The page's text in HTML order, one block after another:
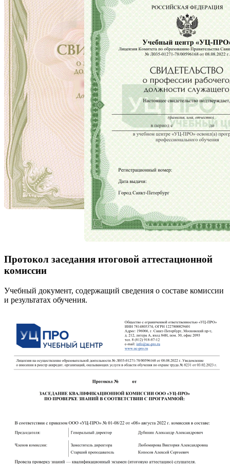
Протокол заседания итоговой аттестационной
комиссии
Учебный документ, содержащий сведения о составе комиссии
и результатах обучения.